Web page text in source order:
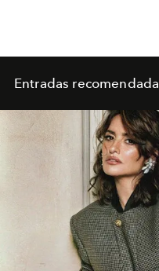
Entradas